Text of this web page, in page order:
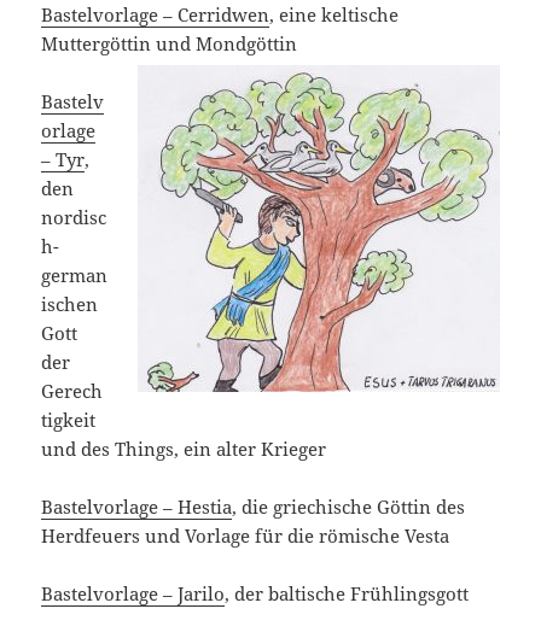
Bastelvorlage – Cerridwen, eine keltische
Muttergöttin und Mondgöttin
Bastelv
orlage
– Tyr,
den
nordisc
h-
german
ischen
Gott
der
Gerech
tigkeit
und des Things, ein alter Krieger
Bastelvorlage – Hestia, die griechische Göttin des
Herdfeuers und Vorlage für die römische Vesta
Bastelvorlage – Jarilo, der baltische Frühlingsgott